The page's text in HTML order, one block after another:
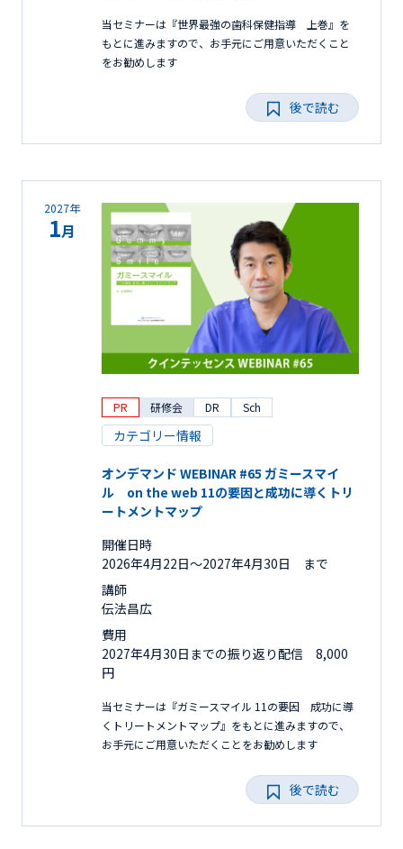
当セミナーは『世界最強の歯科保健指導 上巻』を
もとに進みますので、お手元にご用意いただくこと
をお勧めします
後で読む
2027年
1月
PR 研修会 DR Sch
カテゴリー情報
オンデマンド WEBINAR #65 ガミースマイ
ル on the web 11の要因と成功に導くトリ
ートメントマップ
開催日時
2026年4月22日〜2027年4月30日 まで
講師
伝法昌広
費用
2027年4月30日までの振り返り配信 8,000
円
当セミナーは『ガミースマイル 11の要因 成功に導
くトリートメントマップ』をもとに進みますので、
お手元にご用意いただくことをお勧めします
後で読む